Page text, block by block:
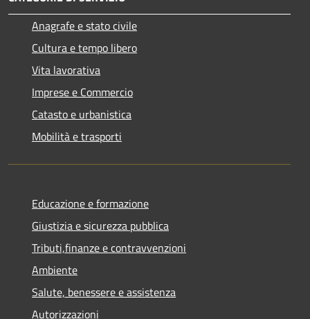
Anagrafe e stato civile
Cultura e tempo libero
Vita lavorativa
Imprese e Commercio
Catasto e urbanistica
Mobilità e trasporti
Educazione e formazione
Giustizia e sicurezza pubblica
Tributi,finanze e contravvenzioni
Ambiente
Salute, benessere e assistenza
Autorizzazioni